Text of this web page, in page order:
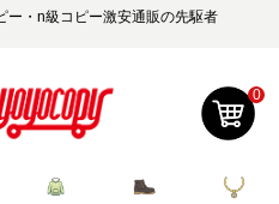
ー・n級コピー激安通販の先駆者
0